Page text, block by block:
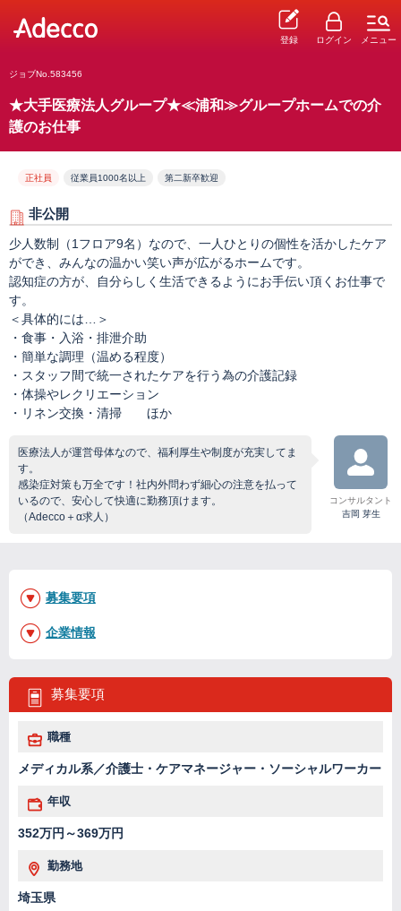
登録 ログイン メニュー
ジョブNo.583456
★大手医療法人グループ★≪浦和≫グループホームでの介
護のお仕事
正社員 従業員1000名以上 第二新卒歓迎
非公開
少人数制（1フロア9名）なので、一人ひとりの個性を活かしたケア
ができ、みんなの温かい笑い声が広がるホームです。
認知症の方が、自分らしく生活できるようにお手伝い頂くお仕事で
す。
＜具体的には…＞
・食事・入浴・排泄介助
・簡単な調理（温める程度）
・スタッフ間で統一されたケアを行う為の介護記録
・体操やレクリエーション
・リネン交換・清掃 ほか
医療法人が運営母体なので、福利厚生や制度が充実してま
す。
感染症対策も万全です！社内外問わず細心の注意を払って
いるので、安心して快適に勤務頂けます。
（Adecco＋α求人）
コンサルタント
吉岡 芽生
募集要項
職種
メディカル系／介護士・ケアマネージャー・ソーシャルワーカー
年収
352万円～369万円
勤務地
埼玉県
募集要項
企業情報